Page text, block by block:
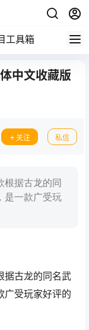
工具箱
中文收藏版
关注 私信
根据古龙的同
是一款广受玩
据古龙的同名武
广受玩家好评的